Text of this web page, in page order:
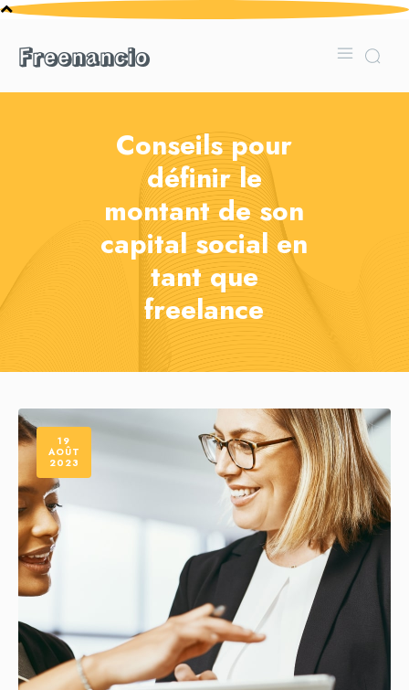
Freenancio
Conseils pour
définir le
montant de son
capital social en
tant que
freelance
19
AOÛT
2023